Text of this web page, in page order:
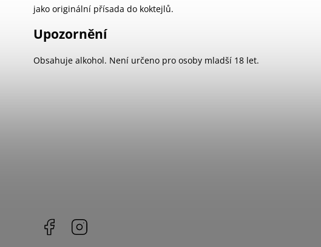
jako originální přísada do koktejlů.
Upozornění
Obsahuje alkohol. Není určeno pro osoby mladší 18 let.
Facebook